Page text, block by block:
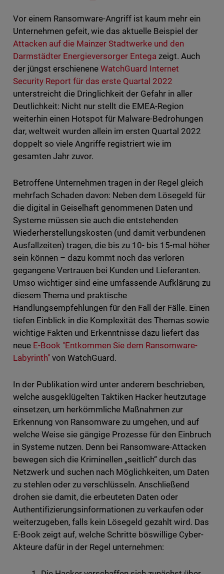
Vor einem Ransomware-Angriff ist kaum mehr ein
Unternehmen gefeit, wie das aktuelle Beispiel der
Attacken auf die Mainzer Stadtwerke und den
Darmstädter Energieversorger Entega zeigt. Auch
der jüngst erschienene WatchGuard Internet
Security Report für das erste Quartal 2022
unterstreicht die Dringlichkeit der Gefahr in aller
Deutlichkeit: Nicht nur stellt die EMEA-Region
weiterhin einen Hotspot für Malware-Bedrohungen
dar, weltweit wurden allein im ersten Quartal 2022
doppelt so viele Angriffe registriert wie im
gesamten Jahr zuvor.
Betroffene Unternehmen tragen in der Regel gleich
mehrfach Schaden davon: Neben dem Lösegeld für
die digital in Geiselhaft genommenen Daten und
Systeme müssen sie auch die entstehenden
Wiederherstellungskosten (und damit verbundenen
Ausfallzeiten) tragen, die bis zu 10- bis 15-mal höher
sein können – dazu kommt noch das verloren
gegangene Vertrauen bei Kunden und Lieferanten.
Umso wichtiger sind eine umfassende Aufklärung zu
diesem Thema und praktische
Handlungsempfehlungen für den Fall der Fälle. Einen
tiefen Einblick in die Komplexität des Themas sowie
wichtige Fakten und Erkenntnisse dazu liefert das
neue E-Book "Entkommen Sie dem Ransomware-
Labyrinth"von WatchGuard.
In der Publikation wird unter anderem beschrieben,
welche ausgeklügelten Taktiken Hacker heutzutage
einsetzen, um herkömmliche Maßnahmen zur
Erkennung von Ransomware zu umgehen, und auf
welche Weise sie gängige Prozesse für den Einbruch
in Systeme nutzen. Denn bei Ransomware-Attacken
bewegen sich die Kriminellen „seitlich“ durch das
Netzwerk und suchen nach Möglichkeiten, um Daten
zu stehlen oder zu verschlüsseln. Anschließend
drohen sie damit, die erbeuteten Daten oder
Authentifizierungsinformationen zu verkaufen oder
weiterzugeben, falls kein Lösegeld gezahlt wird. Das
E-Book zeigt auf, welche Schritte böswillige Cyber-
Akteure dafür in der Regel unternehmen: